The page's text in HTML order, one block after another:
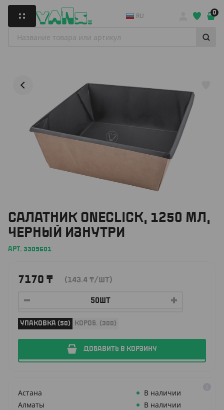
RU 0
САЛАТНИК ONECLICK, 1250 МЛ,
ЧЕРНЫЙ ИЗНУТРИ
АРТ. 3309601
7170 ₸ (143.4 ₸/ШТ)
УПАКОВКА (50) КОРОБ. (300)
ДОБАВИТЬ В КОРЗИНУ
Астана
В наличии
Алматы
В наличии